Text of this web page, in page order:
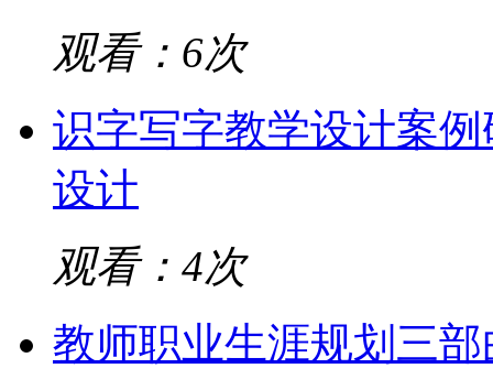
观看：6次
识字写字教学设计案
设计
观看：4次
教师职业生涯规划三